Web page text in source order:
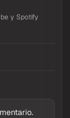
y Spotify